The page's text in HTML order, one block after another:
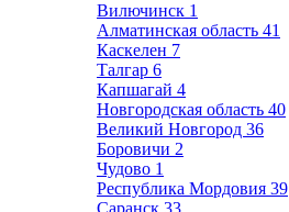
Вилючинск 1
Алматинская область 41
Каскелен 7
Талгар 6
Капшагай 4
Новгородская область 40
Великий Новгород 36
Боровичи 2
Чудово 1
Республика Мордовия 39
Саранск 33